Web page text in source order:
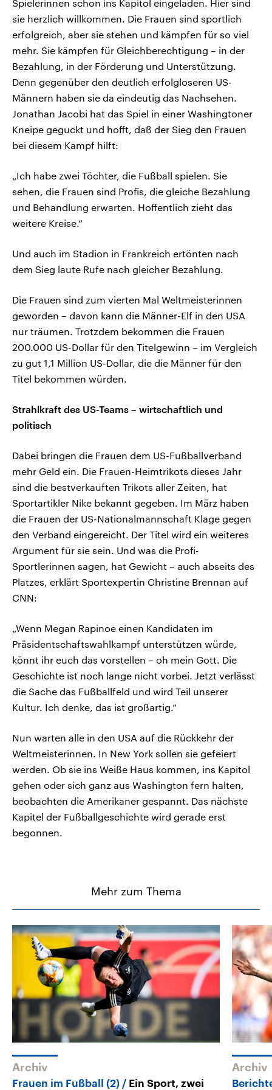
Spielerinnen schon ins Kapitol eingeladen. Hier sind
sie herzlich willkommen. Die Frauen sind sportlich
erfolgreich, aber sie stehen und kämpfen für so viel
mehr. Sie kämpfen für Gleichberechtigung – in der
Bezahlung, in der Förderung und Unterstützung.
Denn gegenüber den deutlich erfolgloseren US-
Männern haben sie da eindeutig das Nachsehen.
Jonathan Jacobi hat das Spiel in einer Washingtoner
Kneipe geguckt und hofft, daß der Sieg den Frauen
bei diesem Kampf hilft:
„Ich habe zwei Töchter, die Fußball spielen. Sie
sehen, die Frauen sind Profis, die gleiche Bezahlung
und Behandlung erwarten. Hoffentlich zieht das
weitere Kreise.“
Und auch im Stadion in Frankreich ertönten nach
dem Sieg laute Rufe nach gleicher Bezahlung.
Die Frauen sind zum vierten Mal Weltmeisterinnen
geworden – davon kann die Männer-Elf in den USA
nur träumen. Trotzdem bekommen die Frauen
200.000 US-Dollar für den Titelgewinn – im Vergleich
zu gut 1,1 Million US-Dollar, die die Männer für den
Titel bekommen würden.
Strahlkraft des US-Teams – wirtschaftlich und
politisch
Dabei bringen die Frauen dem US-Fußballverband
mehr Geld ein. Die Frauen-Heimtrikots dieses Jahr
sind die bestverkauften Trikots aller Zeiten, hat
Sportartikler Nike bekannt gegeben. Im März haben
die Frauen der US-Nationalmannschaft Klage gegen
den Verband eingereicht. Der Titel wird ein weiteres
Argument für sie sein. Und was die Profi-
Sportlerinnen sagen, hat Gewicht – auch abseits des
Platzes, erklärt Sportexpertin Christine Brennan auf
CNN:
„Wenn Megan Rapinoe einen Kandidaten im
Präsidentschaftswahlkampf unterstützen würde,
könnt ihr euch das vorstellen – oh mein Gott. Die
Geschichte ist noch lange nicht vorbei. Jetzt verlässt
die Sache das Fußballfeld und wird Teil unserer
Kultur. Ich denke, das ist großartig.“
Nun warten alle in den USA auf die Rückkehr der
Weltmeisterinnen. In New York sollen sie gefeiert
werden. Ob sie ins Weiße Haus kommen, ins Kapitol
gehen oder sich ganz aus Washington fern halten,
beobachten die Amerikaner gespannt. Das nächste
Kapitel der Fußballgeschichte wird gerade erst
begonnen.
Mehr zum Thema
Archiv
Frauen im Fußball (2)
Ein Sport, zwei
Archiv